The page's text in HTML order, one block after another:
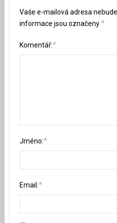
Vaše e-mailová adresa
informace jsou označeny *
Komentář:*
Jméno:*
Email:*